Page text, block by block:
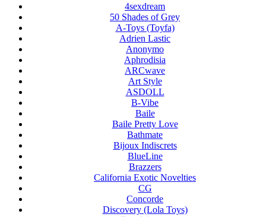
4sexdream
50 Shades of Grey
A-Toys (Toyfa)
Adrien Lastic
Anonymo
Aphrodisia
ARCwave
Art Style
ASDOLL
B-Vibe
Baile
Baile Pretty Love
Bathmate
Bijoux Indiscrets
BlueLine
Brazzers
California Exotic Novelties
CG
Concorde
Discovery (Lola Toys)